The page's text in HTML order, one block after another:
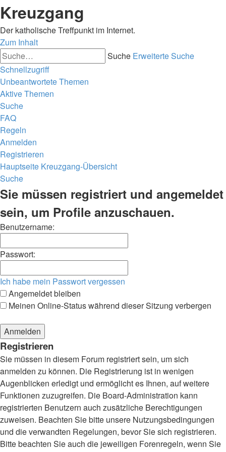
Kreuzgang
Der katholische Treffpunkt im Internet.
Zum Inhalt
Suche Erweiterte Suche
Schnellzugriff
Unbeantwortete Themen
Aktive Themen
Suche
FAQ
Regeln
Anmelden
Registrieren
Hauptseite Kreuzgang-Übersicht
Suche
Sie müssen registriert und angemeldet
sein, um Profile anzuschauen.
Benutzername:
Passwort:
Ich habe mein Passwort vergessen
Angemeldet bleiben
Meinen Online-Status während dieser Sitzung verbergen
Registrieren
Sie müssen in diesem Forum registriert sein, um sich
anmelden zu können. Die Registrierung ist in wenigen
Augenblicken erledigt und ermöglicht es Ihnen, auf weitere
Funktionen zuzugreifen. Die Board-Administration kann
registrierten Benutzern auch zusätzliche Berechtigungen
zuweisen. Beachten Sie bitte unsere Nutzungsbedingungen
und die verwandten Regelungen, bevor Sie sich registrieren.
Bitte beachten Sie auch die jeweiligen Forenregeln, wenn Sie